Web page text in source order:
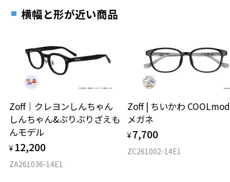
横幅と形が近い商品
Zoff｜クレヨンしんちゃん
しんちゃん&ぶりぶりざえも
んモデル
¥ 12,200
ZA261036-14E1
Zoff | ちいかわ
メガネ
¥ 7,700
ZC261002-14E1